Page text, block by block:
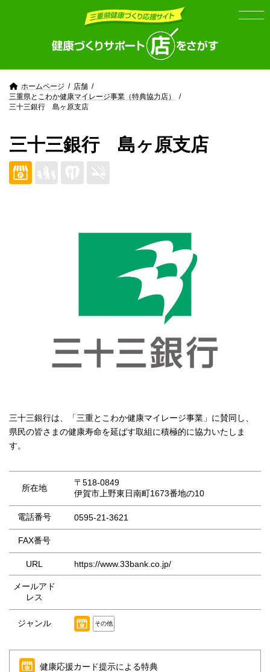
ホームページ
店舗
三重県とこわか健康マイレージ事業（特典協力店）
三十三銀行 島ヶ原支店
三十三銀行 島ヶ原支店
三十三銀行は、「三重とこわか健康マイレージ事業」に賛同し、
県民の皆さまの健康寿命を延ばす取組に積極的に協力いたしま
す。
所在地
〒518-0849
伊賀市上野東日南町1673番地の10
電話番号 0595-21-3621
FAX番号
URL https://www.33bank.co.jp/
メールアド
レス
ジャンル その他
健康応援カード提示による特典